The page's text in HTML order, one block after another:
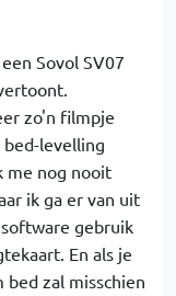
Sovol SV07
zo'n filmpje
levelling
me nog nooit
ik ga er van uit
gebruik
En als je
bed zal misschien